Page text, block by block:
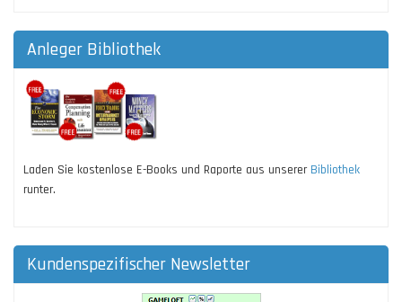
Anleger Bibliothek
Laden Sie kostenlose E-Books und Raporte aus unserer Bibliothek
runter.
Kundenspezifischer Newsletter